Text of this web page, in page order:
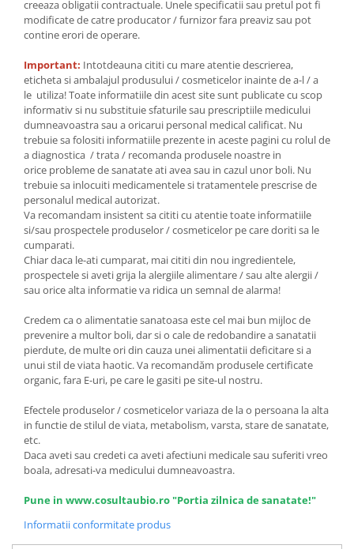
creeaza obligatii contractuale. Unele specificatii sau pretul pot fi
modificate de catre producator / furnizor fara preaviz sau pot
contine erori de operare.
Important: Intotdeauna cititi cu mare atentie descrierea,
eticheta si ambalajul produsului / cosmeticelor inainte de a-l / a
le utiliza! Toate informatiile din acest site sunt publicate cu scop
informativ si nu substituie sfaturile sau prescriptiile medicului
dumneavoastra sau a oricarui personal medical calificat. Nu
trebuie sa folositi informatiile prezente in aceste pagini cu rolul de
a diagnostica / trata / recomanda produsele noastre in
orice probleme de sanatate ati avea sau in cazul unor boli. Nu
trebuie sa inlocuiti medicamentele si tratamentele prescrise de
personalul medical autorizat.
Va recomandam insistent sa cititi cu atentie toate informatiile
si/sau prospectele produselor / cosmeticelor pe care doriti sa le
cumparati.
Chiar daca le-ati cumparat, mai cititi din nou ingredientele,
prospectele si aveti grija la alergiile alimentare / sau alte alergii /
sau orice alta informatie va ridica un semnal de alarma!
Credem ca o alimentatie sanatoasa este cel mai bun mijloc de
prevenire a multor boli, dar si o cale de redobandire a sanatatii
pierdute, de multe ori din cauza unei alimentatii deficitare si a
unui stil de viata haotic. Va recomandăm produsele certificate
organic, fara E-uri, pe care le gasiti pe site-ul nostru.
Efectele produselor / cosmeticelor variaza de la o persoana la alta
in functie de stilul de viata, metabolism, varsta, stare de sanatate,
etc.
Daca aveti sau credeti ca aveti afectiuni medicale sau suferiti vreo
boala, adresati-va medicului dumneavoastra.
Pune in www.cosultaubio.ro "Portia zilnica de sanatate!"
Informatii conformitate produs